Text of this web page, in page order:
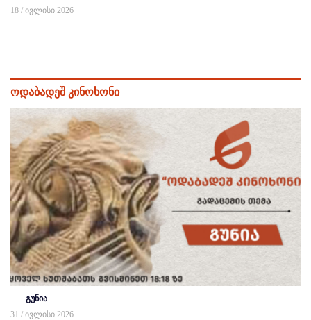
18 / ივლისი 2026
ოდაბადეშ კინოხონი
გუნია
31 / ივლისი 2026